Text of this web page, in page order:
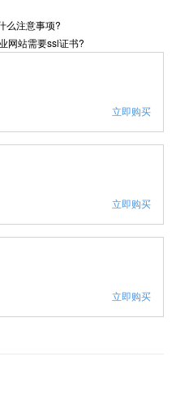
么注意事项?
网站需要ssl证书?
立即购买
立即购买
立即购买